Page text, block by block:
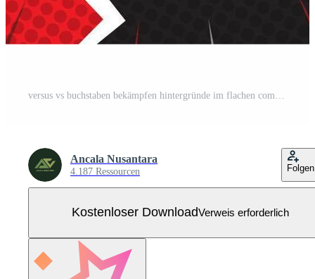
Ancala Nusantara
4.187 Ressourcen Folgen
Kostenloser DownloadVerweis erforderlich